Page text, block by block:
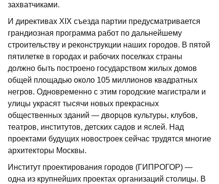
захватчиками.
И директивах XIX съезда партии предусматривается
грандиозная программа работ по дальнейшему
строительству и реконструкции наших городов. В пятой
пятилетке в городах и рабочих поселках страны
должно быть построено государством жилых домов
общей площадью около 105 миллионов квадратных
негров. Одновременно с этим городские магистрали и
улицы украсят тысячи новых прекрасных
общественных зданий — дворцов культуры, клубов,
театров, институтов, детских садов и яслей. Над
проектами будущих новостроек сейчас трудятся многие
архитекторы Москвы.
Институт проектирования городов (ГИПРОГОР) —
одна из крупнейших проектах организаций столицы. В